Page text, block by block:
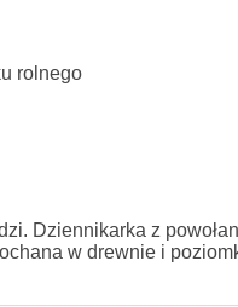
rolnego
Dziennikarka z
w drewnie i